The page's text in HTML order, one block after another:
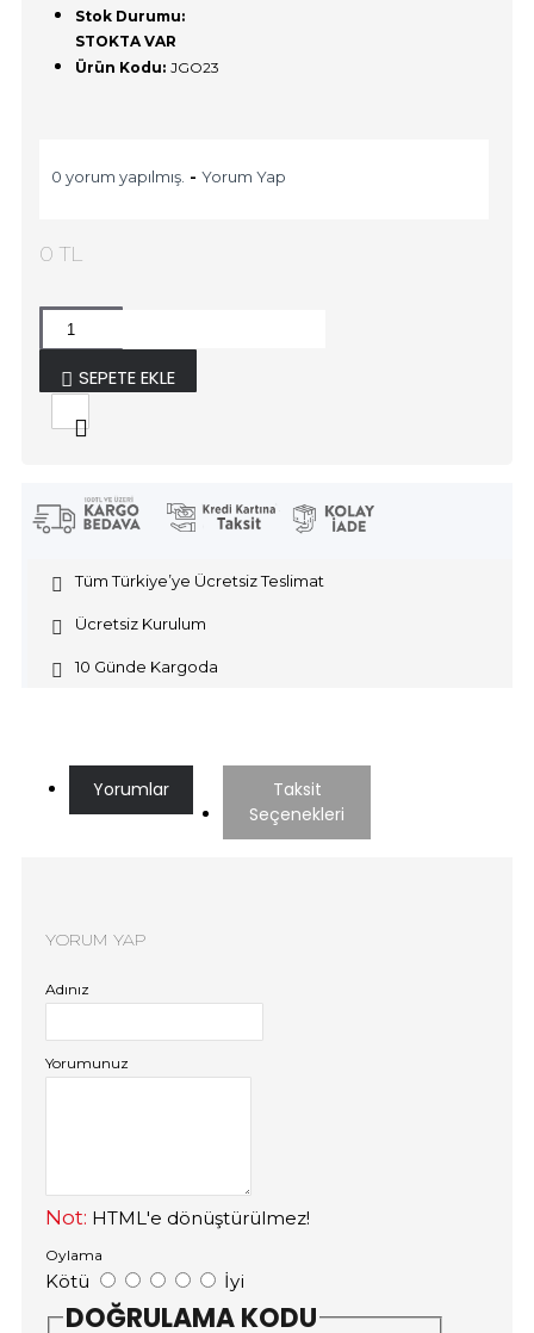
Stok Durumu:
STOKTA VAR
Ürün Kodu: JGO23
0 yorum yapılmış. - Yorum Yap
0 TL
SEPETE EKLE
Tüm Türkiye’ye Ücretsiz Teslimat
Ücretsiz Kurulum
10 Günde Kargoda
Yorumlar
Taksit
Seçenekleri
YORUM YAP
Adınız
Yorumunuz
Not: HTML'e dönüştürülmez!
Oylama
Kötü İyi
DOĞRULAMA KODU